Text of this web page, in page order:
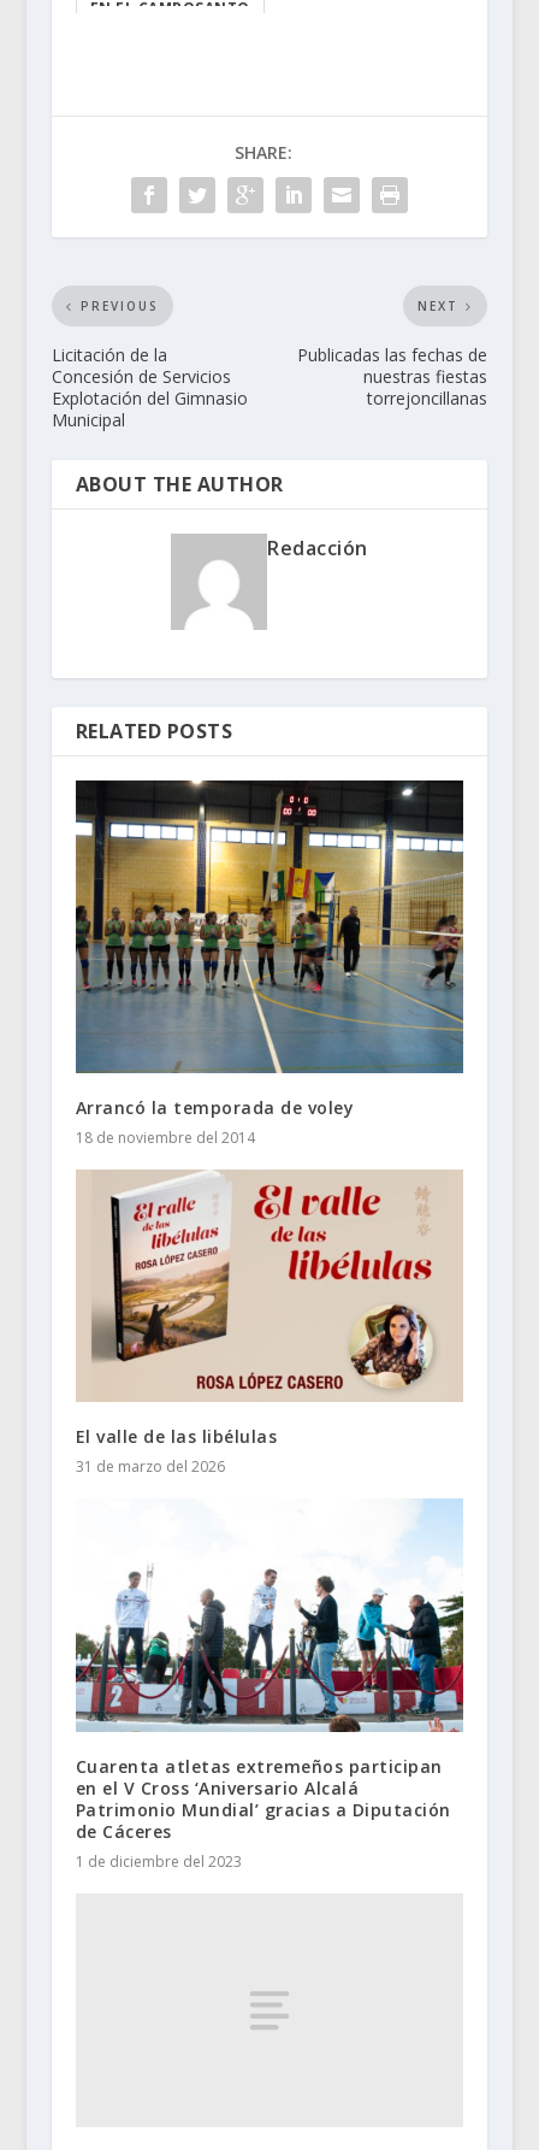
EN EL CAMPOSANTO
SHARE:
PREVIOUS
Licitación de la
Concesión de Servicios
Explotación del Gimnasio
Municipal
NEXT
Publicadas las fechas de
nuestras fiestas
torrejoncillanas
ABOUT THE AUTHOR
Redacción
RELATED POSTS
Arrancó la temporada de voley
18 de noviembre del 2014
El valle de las libélulas
31 de marzo del 2026
Cuarenta atletas extremeños participan
en el V Cross ‘Aniversario Alcalá
Patrimonio Mundial’ gracias a Diputación
de Cáceres
1 de diciembre del 2023